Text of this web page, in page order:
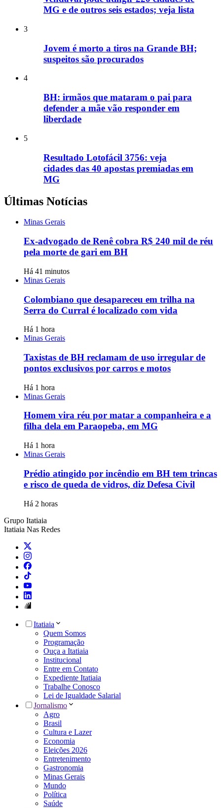
MG e de outros seis estados; veja lista
3
Jovem é morto a tiros na Grande BH;
suspeitos são procurados
4
BH: irmãos que mataram o pai para
defender a mãe vão responder em
liberdade
5
Resultado Lotofácil 3756: veja
cidades das 40 apostas premiadas em
MG
Últimas Notícias
Minas Gerais
Ex-advogado de Renê cobra R$ 240 mil de réu
pela morte de gari em BH
Há 41 minutos
Minas Gerais
Colombiano que desapareceu em trilha na
Serra do Curral é localizado com vida
Há 1 hora
Minas Gerais
Taxistas de BH reclamam de uso irregular de
pontos exclusivos por carros e motos
Há 1 hora
Minas Gerais
Homem vira réu por matar a companheira e a
filha dela em Paraopeba, em MG
Há 1 hora
Minas Gerais
Prédio atingido por incêndio em BH tem trincas
e risco de queda de vidros, diz Defesa Civil
Há 2 horas
Grupo Itatiaia
Itatiaia Nas Redes
Itatiaia
Quem Somos
Programação
Ouça a Itatiaia
Institucional
Entre em Contato
Expediente Itatiaia
Trabalhe Conosco
Lei de Igualdade Salarial
Jornalismo
Agro
Brasil
Cultura e Lazer
Economia
Eleições 2026
Entretenimento
Gastronomia
Minas Gerais
Mundo
Política
Saúde